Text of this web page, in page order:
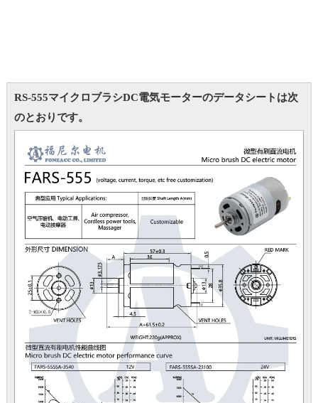
RS-555マイクロブラシDC電気モーターのデータシートは次
のとおりです。